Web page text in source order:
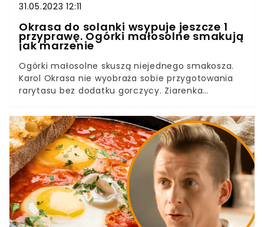
31.05.2023 12:11
Okrasa do solanki wsypuje jeszcze 1
przyprawę. Ogórki małosolne smakują
jak marzenie
Ogórki małosolne skuszą niejednego smakosza.
Karol Okrasa nie wyobraża sobie przygotowania
rarytasu bez dodatku gorczycy. Ziarenka
zalewy. Dzięki temu uwalniają więcej cennych
składników, a tak przygotowane ogórki są jędrne i
chrupiące.